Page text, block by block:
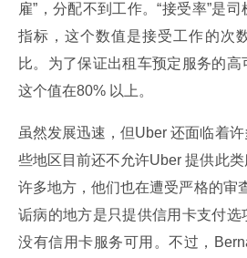
雇”，分配不到工作。“接受率”是
指标，这个数值是接受工作的次
比。为了保证出租车预定服务的
这个值在80% 以上。
虽然发展迅速，但Uber 还面临着
些地区目前还不允许Uber 提供此
许多地方，他们也在遭受严格的审
诟病的地方是只提供信用卡支付选
没有信用卡服务可用。不过，